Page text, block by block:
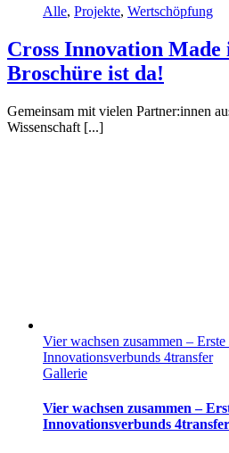
Alle, Projekte, Wertschöpfung
Cross Innovation
Broschüre ist da!
Gemeinsam mit vielen Partner:innen
Wissenschaft [...]
Vier wachsen zusammen – Erste
Innovationsverbunds 4transfer
Gallerie
Vier wachsen zusammen –
Innovationsverbunds 4transfer